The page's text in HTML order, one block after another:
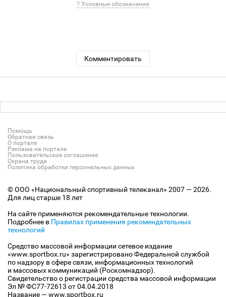
? Условные обозначения
Комментировать
Помощь
Обратная связь
О портале
Реклама на портале
Пользовательское соглашение
Охрана труда
Политика обработки персональных данных
© ООО «Национальный спортивный телеканал» 2007 — 2026.
Для лиц старше 18 лет
На сайте применяются рекомендательные технологии.
Подробнее в Правилах применения рекомендательных
технологий
Средство массовой информации сетевое издание
«www.sportbox.ru» зарегистрировано Федеральной службой
по надзору в сфере связи, информационных технологий
и массовых коммуникаций (Роскомнадзор).
Свидетельство о регистрации средства массовой информации
Эл № ФС77-72613 от 04.04.2018
Название — www.sportbox.ru